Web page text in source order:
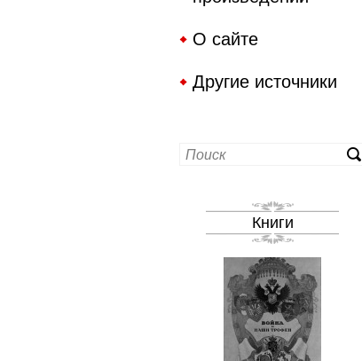
О сайте
Другие источники
Книги